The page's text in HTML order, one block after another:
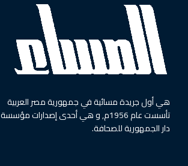
هي أول جريدة مسائية في جمهورية مصر العربية
تأسست عام 1956م, و هي أحدى إصدارات مؤسسة
دار الجمهورية للصحافة.